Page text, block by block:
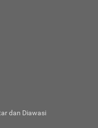
dan Diawasi